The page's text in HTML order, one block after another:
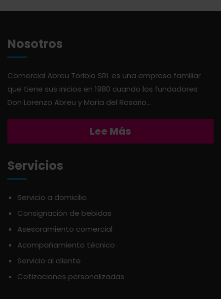
PANADERÍA
PASTAS
PICADERAS
SNACKS
ÚTILES ESCOLARES
APOTHIC
AQUA
ARDUINI
ATLANTICO
AVALON
AVERNA
AZUKITA
Nosotros
Comercial Abreu Toribio SRL es una empresa familiar
que tiene sus inicios en 1980 cuando los fundadores
Don Lorenzo Abreu y María del Rosario...
Lee Más
Servicios
Servicio a domicilio
Consignación de bebidas
Asesoramiento comercial
Acompañamiento técnico
Servicio al cliente
Cotizaciones personalizadas